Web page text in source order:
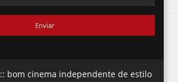
bom cinema independente de estilo